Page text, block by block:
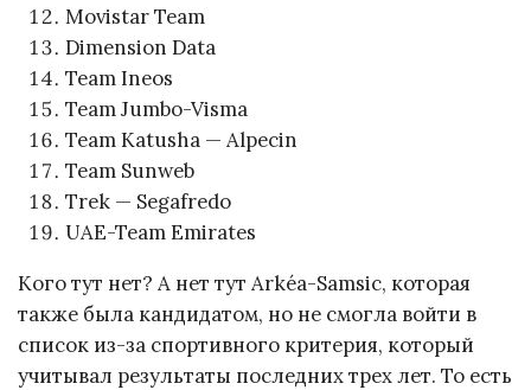
Movistar Team
Dimension Data
Team Ineos
Team Jumbo-Visma
Team Katusha — Alpecin
Team Sunweb
Trek — Segafredo
UAE-Team Emirates
Кого тут нет? А нет тут Arkéa-Samsic, которая
также была кандидатом, но не смогла войти в
список из-за спортивного критерия, который
учитывал результаты последних трех лет. То есть